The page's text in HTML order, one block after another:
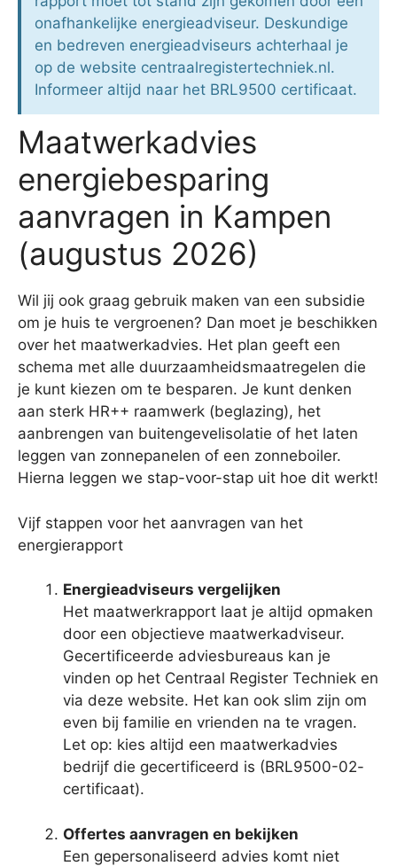
onafhankelijke energieadviseur. Deskundige
en bedreven energieadviseurs achterhaal je
op de website centraalregistertechniek.nl.
Informeer altijd naar het BRL9500 certificaat.
Maatwerkadvies
energiebesparing
aanvragen in Kampen
(augustus 2026)
Wil jij ook graag gebruik maken van een subsidie
om je huis te vergroenen? Dan moet je beschikken
over het maatwerkadvies. Het plan geeft een
schema met alle duurzaamheidsmaatregelen die
je kunt kiezen om te besparen. Je kunt denken
aan sterk HR++ raamwerk (beglazing), het
aanbrengen van buitengevelisolatie of het laten
leggen van zonnepanelen of een zonneboiler.
Hierna leggen we stap-voor-stap uit hoe dit werkt!
Vijf stappen voor het aanvragen van het
energierapport
Energieadviseurs vergelijken
Het maatwerkrapport laat je altijd opmaken
door een objectieve maatwerkadviseur.
Gecertificeerde adviesbureaus kan je
vinden op het Centraal Register Techniek en
via deze website. Het kan ook slim zijn om
even bij familie en vrienden na te vragen.
Let op: kies altijd een maatwerkadvies
bedrijf die gecertificeerd is (BRL9500-02-
certificaat).
Offertes aanvragen en bekijken
Een gepersonaliseerd advies komt niet